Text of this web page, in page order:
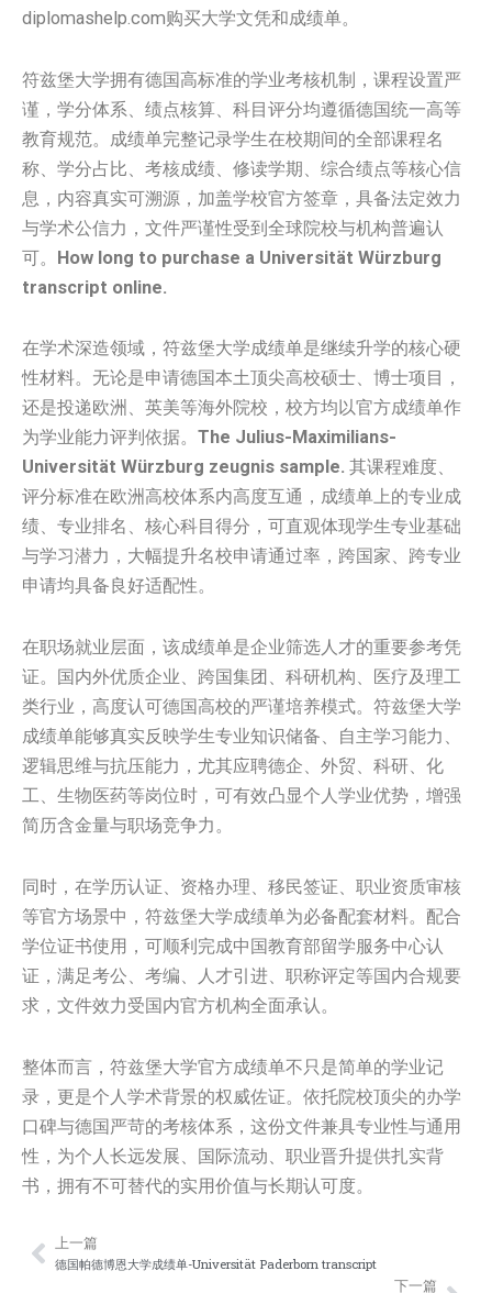
diplomashelp.com购买大学文凭和成绩单。
符兹堡大学拥有德国高标准的学业考核机制，课程设置严
谨，学分体系、绩点核算、科目评分均遵循德国统一高等
教育规范。成绩单完整记录学生在校期间的全部课程名
称、学分占比、考核成绩、修读学期、综合绩点等核心信
息，内容真实可溯源，加盖学校官方签章，具备法定效力
与学术公信力，文件严谨性受到全球院校与机构普遍认
可。 How long to purchase a Universität Würzburg
transcript online.
在学术深造领域，符兹堡大学成绩单是继续升学的核心硬
性材料。无论是申请德国本土顶尖高校硕士、博士项目，
还是投递欧洲、英美等海外院校，校方均以官方成绩单作
为学业能力评判依据。 The Julius-Maximilians-
Universität Würzburg zeugnis sample. 其课程难度、
评分标准在欧洲高校体系内高度互通，成绩单上的专业成
绩、专业排名、核心科目得分，可直观体现学生专业基础
与学习潜力，大幅提升名校申请通过率，跨国家、跨专业
申请均具备良好适配性。
在职场就业层面，该成绩单是企业筛选人才的重要参考凭
证。国内外优质企业、跨国集团、科研机构、医疗及理工
类行业，高度认可德国高校的严谨培养模式。符兹堡大学
成绩单能够真实反映学生专业知识储备、自主学习能力、
逻辑思维与抗压能力，尤其应聘德企、外贸、科研、化
工、生物医药等岗位时，可有效凸显个人学业优势，增强
简历含金量与职场竞争力。
同时，在学历认证、资格办理、移民签证、职业资质审核
等官方场景中，符兹堡大学成绩单为必备配套材料。配合
学位证书使用，可顺利完成中国教育部留学服务中心认
证，满足考公、考编、人才引进、职称评定等国内合规要
求，文件效力受国内官方机构全面承认。
整体而言，符兹堡大学官方成绩单不只是简单的学业记
录，更是个人学术背景的权威佐证。依托院校顶尖的办学
口碑与德国严苛的考核体系，这份文件兼具专业性与通用
性，为个人长远发展、国际流动、职业晋升提供扎实背
书，拥有不可替代的实用价值与长期认可度。
Prev
上一篇
德国帕德博恩大学成绩单-Universität Paderborn transcript
下一篇